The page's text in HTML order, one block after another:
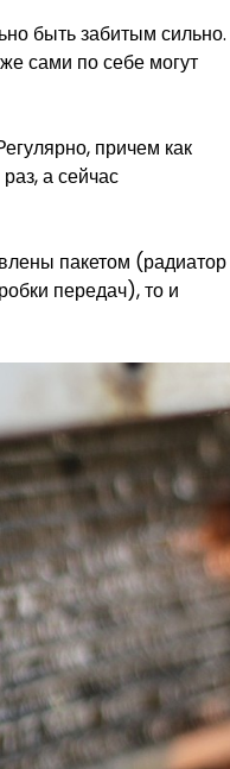
быть забитым сильно.
сами по себе могут
причем как
а сейчас
пакетом (радиатор
передач), то и